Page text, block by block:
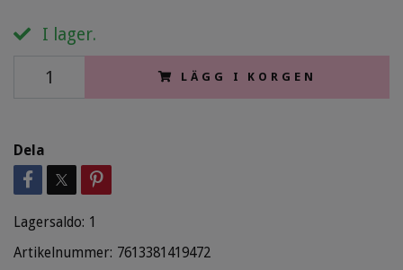
I lager.
LÄGG I KORGEN
Dela
Lagersaldo: 1
Artikelnummer: 7613381419472